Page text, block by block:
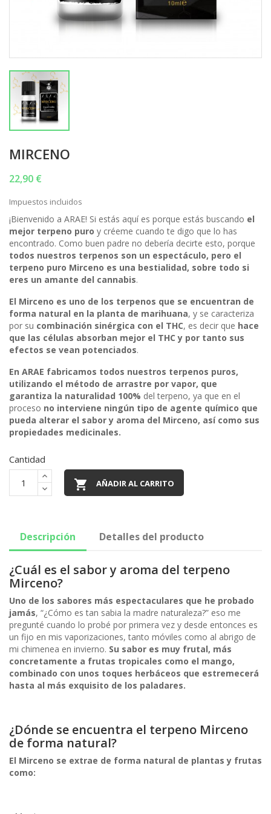
MIRCENO
22,90 €
Impuestos incluidos
¡Bienvenido a ARAE! Si estás aquí es porque estás buscando el
mejor terpeno puro y créeme cuando te digo que lo has
encontrado. Como buen padre no debería decirte esto, porque
todos nuestros terpenos son un espectáculo, pero el
terpeno puro Mirceno es una bestialidad, sobre todo si
eres un amante del cannabis.
El Mirceno es uno de los terpenos que se encuentran de
forma natural en la planta de marihuana, y se caracteriza
por su combinación sinérgica con el THC, es decir que hace
que las células absorban mejor el THC y por tanto sus
efectos se vean potenciados.
En ARAE fabricamos todos nuestros terpenos puros,
utilizando el método de arrastre por vapor, que
garantiza la naturalidad 100% del terpeno, ya que en el
proceso no interviene ningún tipo de agente químico que
pueda alterar el sabor y aroma del Mirceno, así como sus
propiedades medicinales.
Cantidad
 AÑADIR AL CARRITO
Descripción Detalles del producto
¿Cuál es el sabor y aroma del terpeno
Mirceno?
Uno de los sabores más espectaculares que he probado
jamás, “¿Cómo es tan sabia la madre naturaleza?” eso me
pregunté cuando lo probé por primera vez y desde entonces es
un fijo en mis vaporizaciones, tanto móviles como al abrigo de
mi chimenea en invierno. Su sabor es muy frutal, más
concretamente a frutas tropicales como el mango,
combinado con unos toques herbáceos que estremecerá
hasta al más exquisito de los paladares.
¿Dónde se encuentra el terpeno Mirceno
de forma natural?
El Mirceno se extrae de forma natural de plantas y frutas
como: